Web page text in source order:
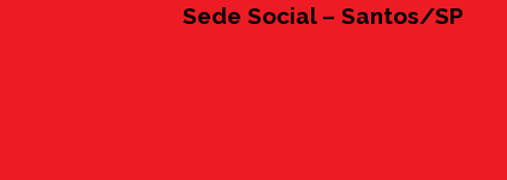
Sede Social – Santos/SP